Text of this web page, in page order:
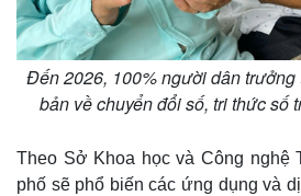
Hậu trường
Đến 2026, 100% người dân
bản về chuyển đổi số, tri thức số
Theo Sở Khoa học và Công nghệ
phố sẽ phổ biến các ứng dụng và